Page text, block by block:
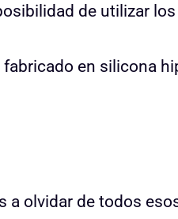
de utilizar
en silicona
a olvidar de todos